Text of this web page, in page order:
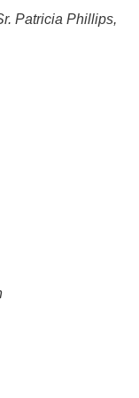
Patricia Phillips,